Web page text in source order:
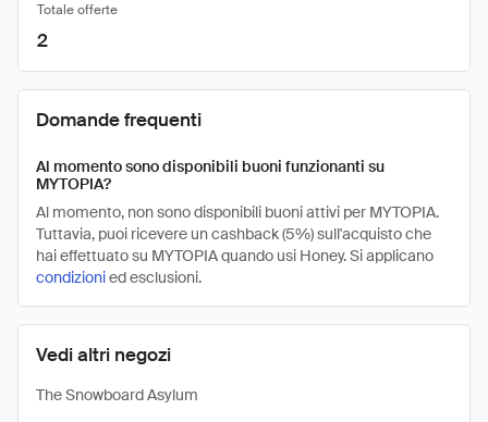
Vedi altri negozi
The Snowboard Asylum
Totale offerte
2
Domande frequenti
Al momento sono disponibili buoni funzionanti su
MYTOPIA?
Al momento, non sono disponibili buoni attivi per MYTOPIA.
Tuttavia, puoi ricevere un cashback (5%) sull'acquisto che
hai effettuato su MYTOPIA quando usi Honey. Si applicano
condizionied esclusioni.